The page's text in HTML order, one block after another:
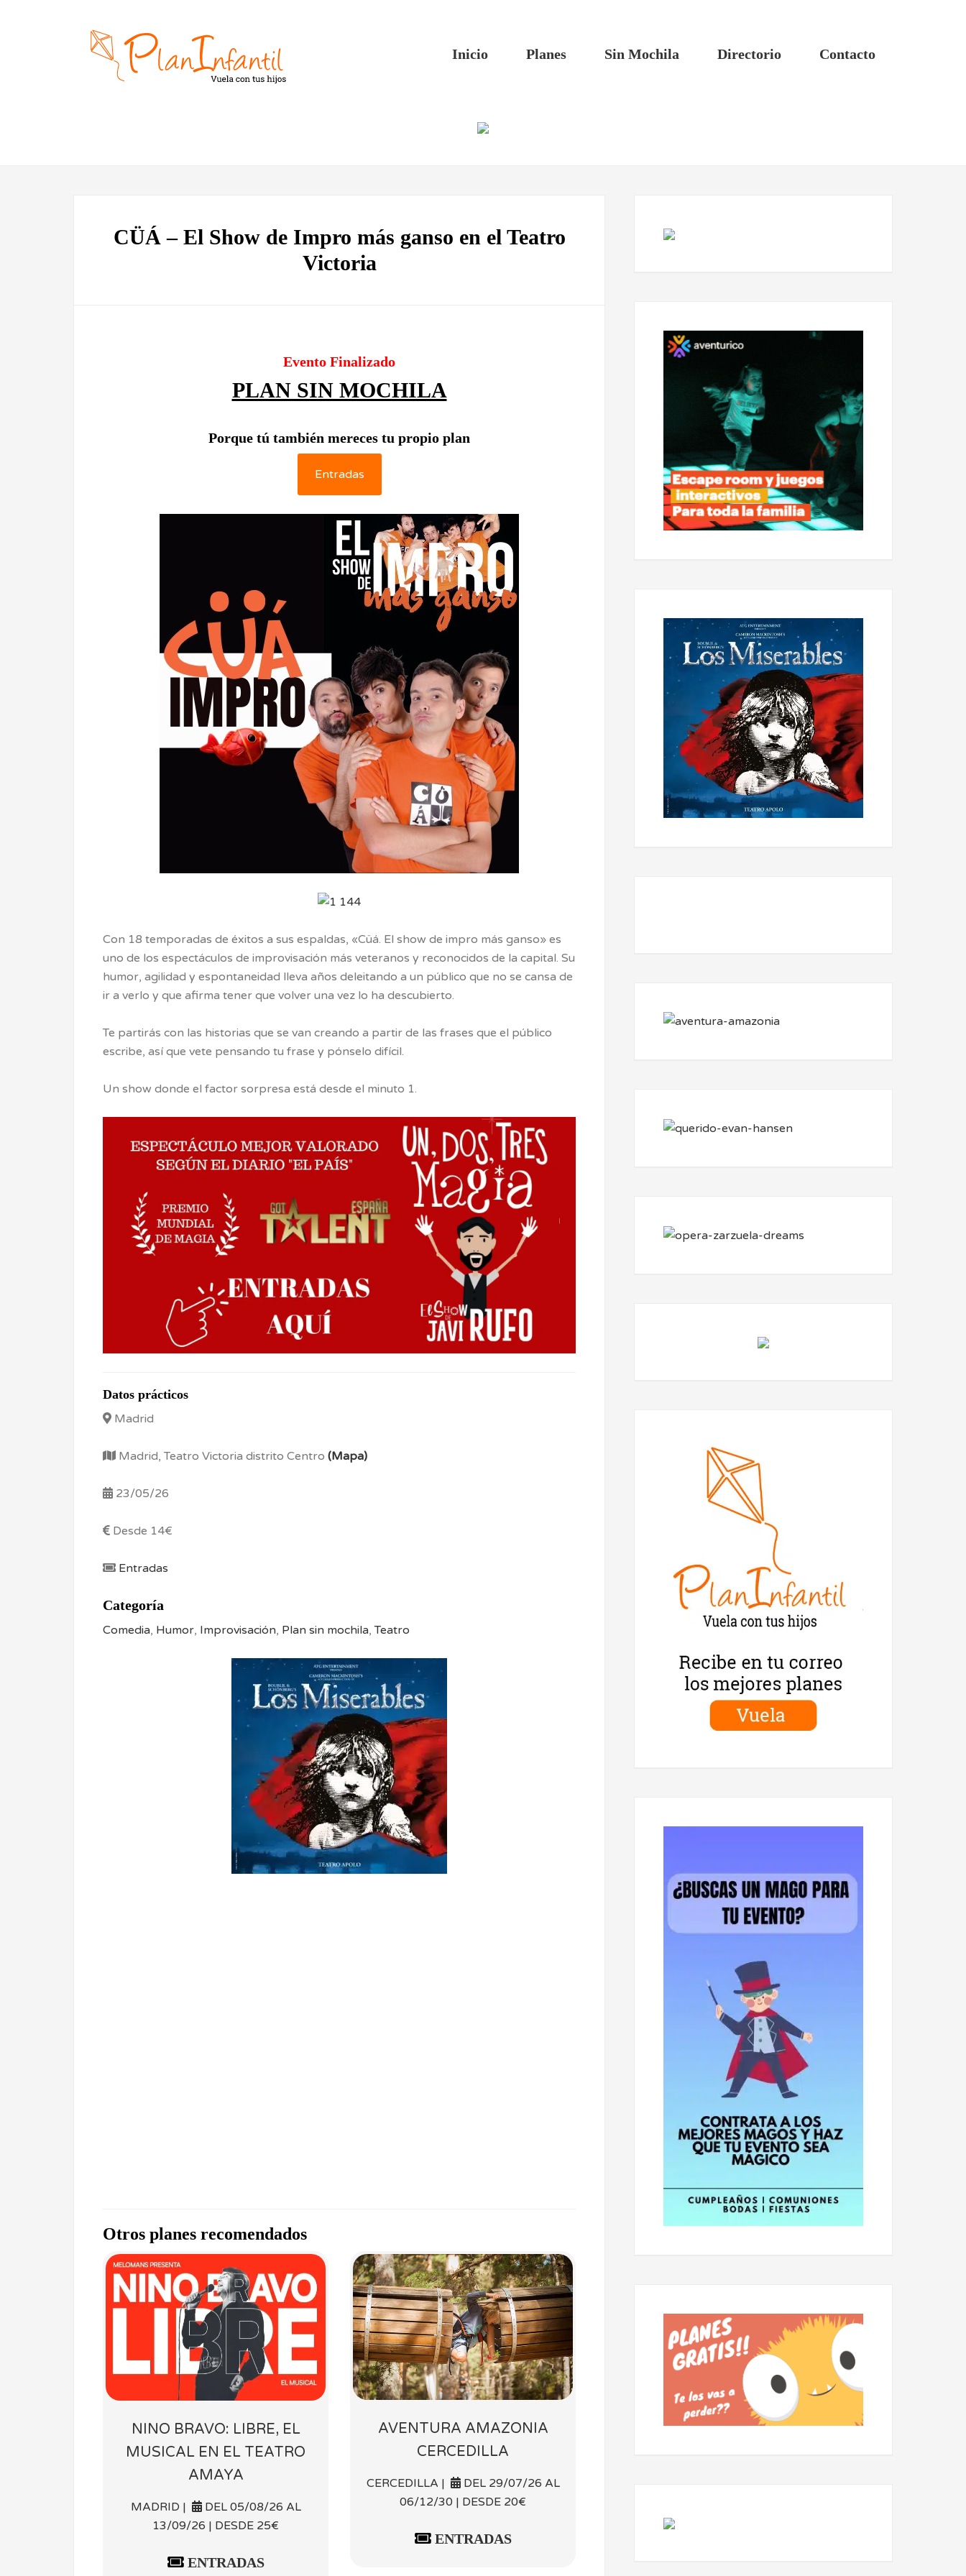
Inicio Planes Sin Mochila Directorio Contacto
CÜÁ – El Show de Impro más ganso en el Teatro
Victoria
Evento Finalizado
PLAN SIN MOCHILA
Porque tú también mereces tu propio plan
Entradas
Con 18 temporadas de éxitos a sus espaldas, «Cüá. El show de impro más ganso» es
uno de los espectáculos de improvisación más veteranos y reconocidos de la capital. Su
humor, agilidad y espontaneidad lleva años deleitando a un público que no se cansa de
ir a verlo y que afirma tener que volver una vez lo ha descubierto.
Te partirás con las historias que se van creando a partir de las frases que el público
escribe, así que vete pensando tu frase y pónselo difícil.
Un show donde el factor sorpresa está desde el minuto 1.
Datos prácticos
Madrid
Madrid, Teatro Victoria distrito Centro (Mapa)
23/05/26
Desde 14€
Entradas
Categoría
Comedia, Humor, Improvisación, Plan sin mochila,Teatro
Otros planes recomendados
NINO BRAVO: LIBRE, EL
MUSICAL EN EL TEATRO
AMAYA
MADRID |
DEL 05/08/26 AL
13/09/26 | DESDE 25€
ENTRADAS
AVENTURA AMAZONIA
CERCEDILLA
CERCEDILLA |
DEL 29/07/26 AL
06/12/30 | DESDE 20€
ENTRADAS